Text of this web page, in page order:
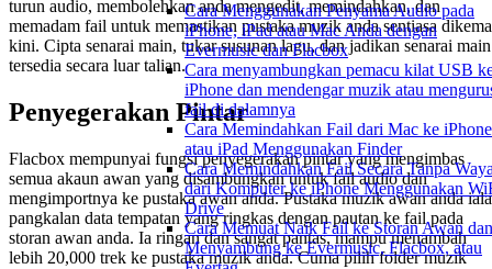
Cara Menggunakan Penyama Audio pada
iPhone, iPad atau Mac Anda dengan
Evermusic dan Flacbox
Cara menyambungkan pemacu kilat USB
iPhone dan mendengar muzik atau
fail di dalamnya
Cara Memindahkan Fail dari Mac ke iPhone
atau iPad Menggunakan Finder
Cara Memindahkan Fail Secara Tanpa
dari Komputer ke iPhone Menggunakan
Drive
Cara Memuat Naik Fail ke Storan Awan dan
Menyambung ke Evermusic, Flacbox, atau
turun audio, membolehkan anda mengedit, memindahkan, dan
memadam fail untuk memastikan pustaka muzik anda sentiasa
kini. Cipta senarai main, tukar susunan lagu, dan jadikan senarai main
tersedia secara luar talian.
Penyegerakan Pintar
Flacbox mempunyai fungsi penyegerakan pintar yang mengimbas
semua akaun awan yang disambungkan untuk fail audio dan
mengimportnya ke pustaka awan anda. Pustaka muzik awan anda
pangkalan data tempatan yang ringkas dengan pautan ke fail pada
storan awan anda. Ia ringan dan sangat pantas, mampu menambah
lebih 20,000 trek ke pustaka muzik anda. Cuma pilih folder muzik